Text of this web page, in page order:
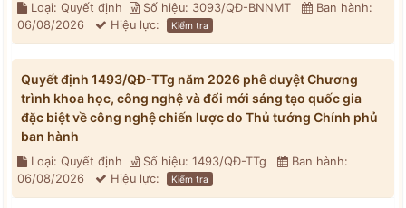
Loại: Quyết định Số hiệu: 3093/QĐ-BNNMT
Ban hành:
06/08/2026
Hiệu lực: Kiểm tra
Quyết định 1493/QĐ-TTg năm 2026 phê duyệt Chương
trình khoa học, công nghệ và đổi mới sáng tạo quốc gia
đặc biệt về công nghệ chiến lược do Thủ tướng Chính phủ
ban hành
Loại: Quyết định Số hiệu: 1493/QĐ-TTg
Ban hành:
06/08/2026
Hiệu lực: Kiểm tra